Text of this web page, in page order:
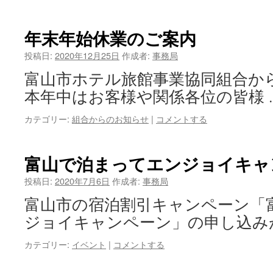
年末年始休業のご案内
投稿日: 2020年12月25日 作成者: 事務局
富山市ホテル旅館事業協同組合
本年中はお客様や関係各位の皆
カテゴリー: 組合からのお知らせ | コメントする
富山で泊まってエンジョイキ
投稿日: 2020年7月6日 作成者: 事務局
富山市の宿泊割引キャンペーン
ジョイキャンペーン」の申し込
カテゴリー: イベント | コメントする